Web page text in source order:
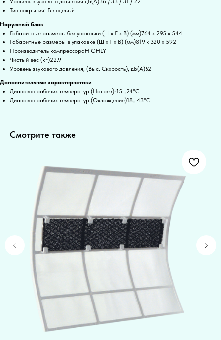
Уровень звукового давления дБ(А)36 / 33 / 31 / 22
Тип покрытия: Глянцевый
Наружный блок
Габаритные размеры без упаковки (Ш x Г x В) (мм)764 x 295 x 544
Габаритные размеры в упаковке (Ш x Г x В) (мм)819 x 320 x 592
Производитель компрессораHIGHLY
Чистый вес (кг)22.9
Уровень звукового давления, (Выс. Скорость), дБ(А)52
Дополнительные характеристики
Диапазон рабочих температур (Нагрев)-15…24°C
Диапазон рабочих температур (Охлаждение)18…43°C
Смотрите также